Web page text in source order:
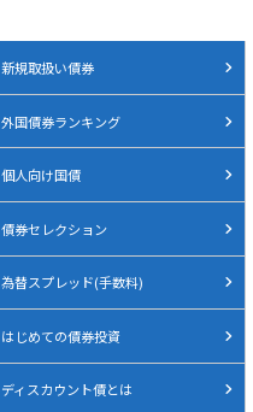
新規取扱い債券
外国債券ランキング
個人向け国債
債券セレクション
為替スプレッド(手数料)
はじめての債券投資
ディスカウント債とは